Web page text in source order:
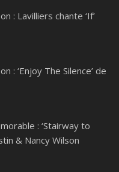
: Lavilliers chante ‘If’
: ‘Enjoy The Silence’ de
: ‘Stairway to
& Nancy Wilson